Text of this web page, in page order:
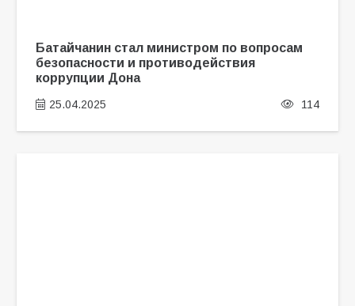
Батайчанин стал министром по вопросам
безопасности и противодействия
коррупции Дона
25.04.2025 114